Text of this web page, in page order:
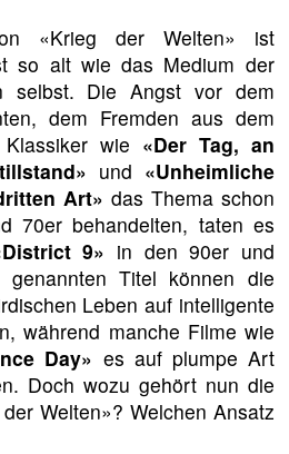
«Krieg der Welten» ist
so alt wie das Medium der
selbst. Die Angst vor dem
dem Fremden aus dem
wie «Der Tag, an
und «Unheimliche
Art» das Thema schon
70er behandelten, taten es
9» in den 90er und
Titel können die
Leben auf intelligente
während manche Filme wie
Day» es auf plumpe Art
Doch wozu gehört nun die
Welten»? Welchen Ansatz